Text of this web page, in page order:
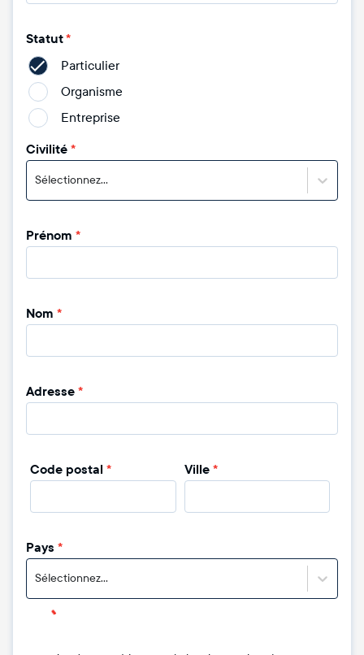
Statut*
Particulier
Organisme
Entreprise
Civilité*
Sélectionnez...
Prénom *
Nom *
Adresse*
Code postal * Ville *
Pays *
Sélectionnez...